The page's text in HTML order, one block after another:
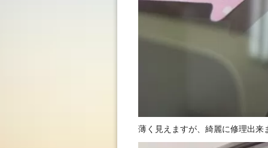
薄く見えますが、綺麗に修理出来